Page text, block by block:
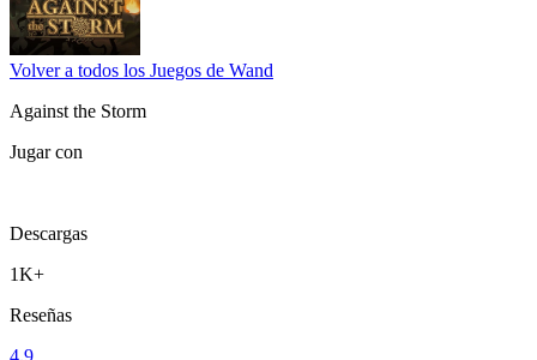
Volver a todos los Juegos de Wand
Against the Storm
Jugar con
Descargas
1K+
Reseñas
4.9